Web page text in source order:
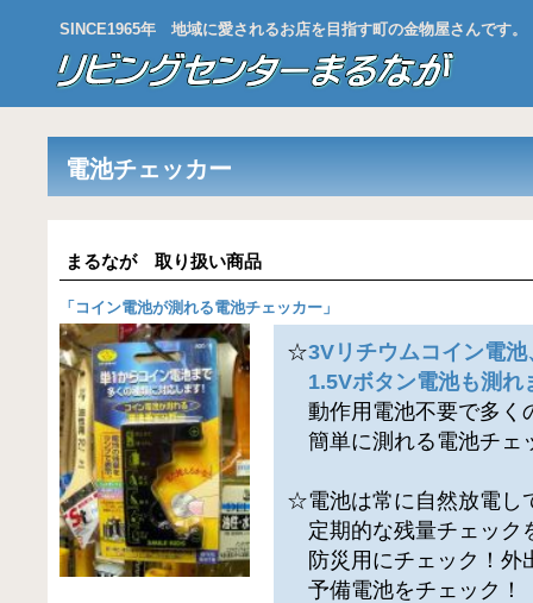
SINCE1965年 地域に愛されるお店を目指す町の金物屋さんです。
電池チェッカー
まるなが 取り扱い商品
「 コイン電池が測れる電池チェッカー 」
☆3Vリチウムコイン電池
1.5Vボタン電池も測れ
動作用電池不要で多く
簡単に測れる電池チェ
☆電池は常に自然放電し
定期的な残量チェック
防災用にチェック！外
予備電池をチェック！